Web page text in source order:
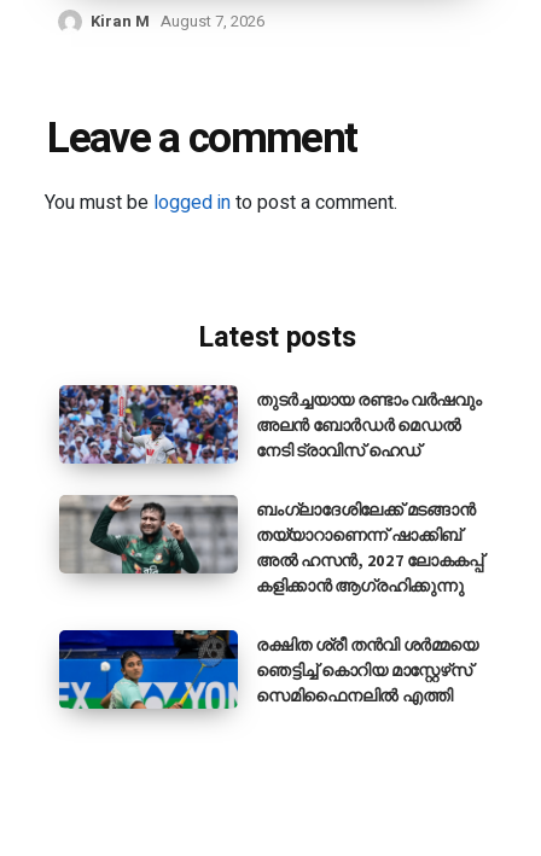
Kiran M August 7, 2026
Leave a comment
You must be logged into post a comment.
Latest posts
തുടർച്ചയായ രണ്ടാം വർഷവും
അലൻ ബോർഡർ മെഡൽ
നേടി ട്രാവിസ് ഹെഡ്
ബംഗ്ലാദേശിലേക്ക് മടങ്ങാൻ
തയ്യാറാണെന്ന് ഷാക്കിബ്
അൽ ഹസൻ, 2027 ലോകകപ്പ്
കളിക്കാൻ ആഗ്രഹിക്കുന്നു
രക്ഷിത ശ്രീ തൻവി ശർമ്മയെ
ഞെട്ടിച്ച് കൊറിയ മാസ്റ്റേഴ്‌സ്
സെമിഫൈനലിൽ എത്തി